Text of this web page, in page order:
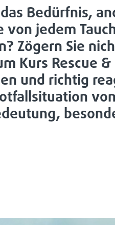
Bedürfnis,
von jedem
Zögern Sie
Kurs Rescue
und richtig
von